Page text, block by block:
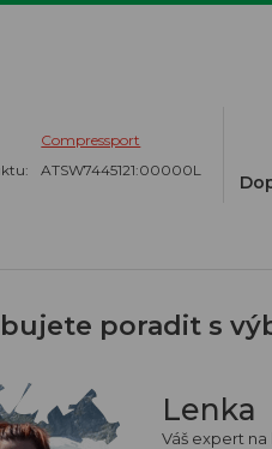
Compressport
ATSW7445121:00000L
poradit s
Lenka
Váš expert